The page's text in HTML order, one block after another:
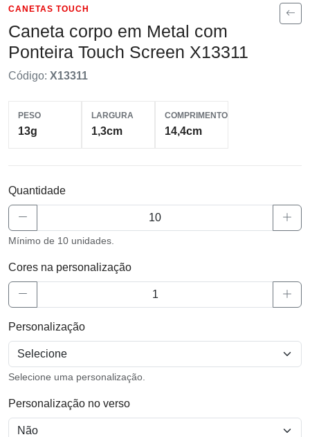
CANETAS TOUCH
Caneta corpo em Metal com
Ponteira Touch Screen X13311
Código: X13311
PESO
13g
LARGURA
1,3cm
COMPRIMENTO
14,4cm
Quantidade
Mínimo de 10 unidades.
Cores na personalização
Personalização
Selecione uma personalização.
Personalização no verso